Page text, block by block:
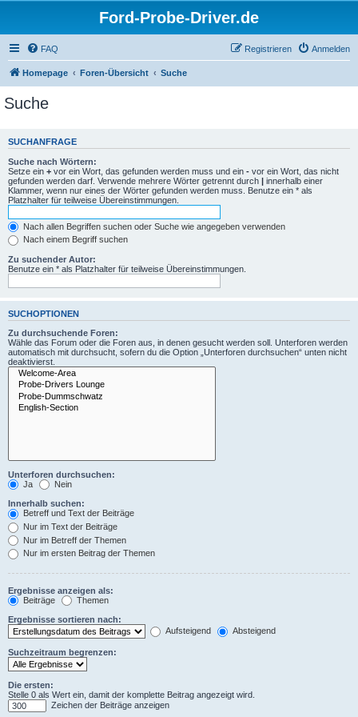
Ford-Probe-Driver.de
FAQ Anmelden
Registrieren
Homepage Foren-Übersicht Suche
Suche
SUCHANFRAGE
Suche nach Wörtern:
Setze ein + vor ein Wort, das gefunden werden muss und ein - vor ein Wort, das nicht
gefunden werden darf. Verwende mehrere Wörter getrennt durch | innerhalb einer
Klammer, wenn nur eines der Wörter gefunden werden muss. Benutze ein * als
Platzhalter für teilweise Übereinstimmungen.
Nach allen Begriffen suchen oder Suche wie angegeben verwenden
Nach einem Begriff suchen
Zu suchender Autor:
Benutze ein * als Platzhalter für teilweise Übereinstimmungen.
SUCHOPTIONEN
Zu durchsuchende Foren:
Wähle das Forum oder die Foren aus, in denen gesucht werden soll. Unterforen werden
automatisch mit durchsucht, sofern du die Option „Unterforen durchsuchen“ unten nicht
deaktivierst.
Unterforen durchsuchen:
Ja
Nein
Innerhalb suchen:
Betreff und Text der Beiträge
Nur im Text der Beiträge
Nur im Betreff der Themen
Nur im ersten Beitrag der Themen
Ergebnisse anzeigen als:
Beiträge
Themen
Ergebnisse sortieren nach:
Aufsteigend
Absteigend
Suchzeitraum begrenzen:
Die ersten:
Stelle 0 als Wert ein, damit der komplette Beitrag angezeigt wird.
Zeichen der Beiträge anzeigen